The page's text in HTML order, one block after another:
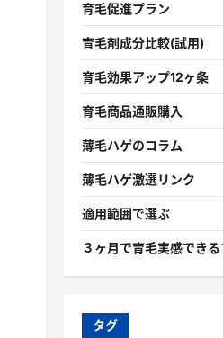
育毛促進プラン
育毛剤成分比較(試用)
育毛効果アップ12ヶ条
育毛商品通販購入
薄毛ハゲのコラム
薄毛ハゲ激選リンク
適用範囲で選ぶ
３ヶ月で育毛実感でき
タグ